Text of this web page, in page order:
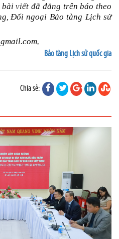
viết đã đăng trên báo theo
Đối ngoại Bảo tàng Lịch sử
.
Bảo tàng Lịch sử quốc gia
Chia sẻ: